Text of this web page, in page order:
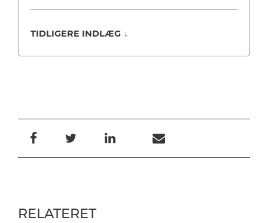
TIDLIGERE INDLÆG ↓
RELATERET